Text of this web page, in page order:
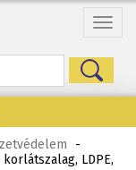
Menü
-
LDPE,